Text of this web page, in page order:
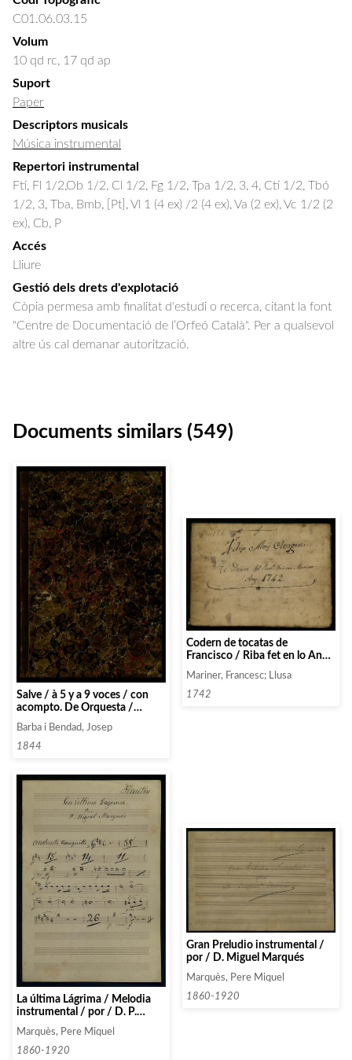
C01.06.03.15
Volum
10 qd rc, 17 qd ap
Suport
Paper
Descriptors musicals
Música instrumental
Repertori instrumental
Ftí, Fl 1/2,Ob 1/2, Cl 1/2, Fg 1/2, Tpa 1/2, 3, 4, Ctí 1/2, Tbó
1/2, 3, Tba, Bmb, [Pt], Vl 1 (4 ex) /2 (4 ex), Va (2 ex), Vc 1/2 (2
ex), Cb, P
Accés
Lliure
Gestió dels drets d'explotació
Còpia permesa amb finalitat d'estudi o recerca, citant la font
"Centre de Documentació de l’Orfeó Català". Per a qualsevol
altre ús cal demanar autorització.
Documents similars (549)
Salve / à 5 y a 9 voces / con
acompto. De Orquesta /
Jose Barba Pbro / 1884
Barba i Bendad, Josep
1844
Codern de tocatas de
Francisco / Riba fet en lo Any
Mariner, Francesc; Llusa
1742
La última Lágrima / Melodia
instrumental / por / D. P.
Marquès, Pere Miquel
1860-1920
Gran Preludio instrumental /
por / D. Miguel Marqués
Marquès, Pere Miquel
1860-1920